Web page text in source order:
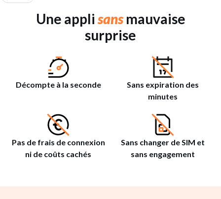
Une appli sansmauvaise
surprise
Décompte à la seconde
Sans expiration des
minutes
Pas de frais de connexion
ni de coûts cachés
Sans changer de SIM et
sans engagement